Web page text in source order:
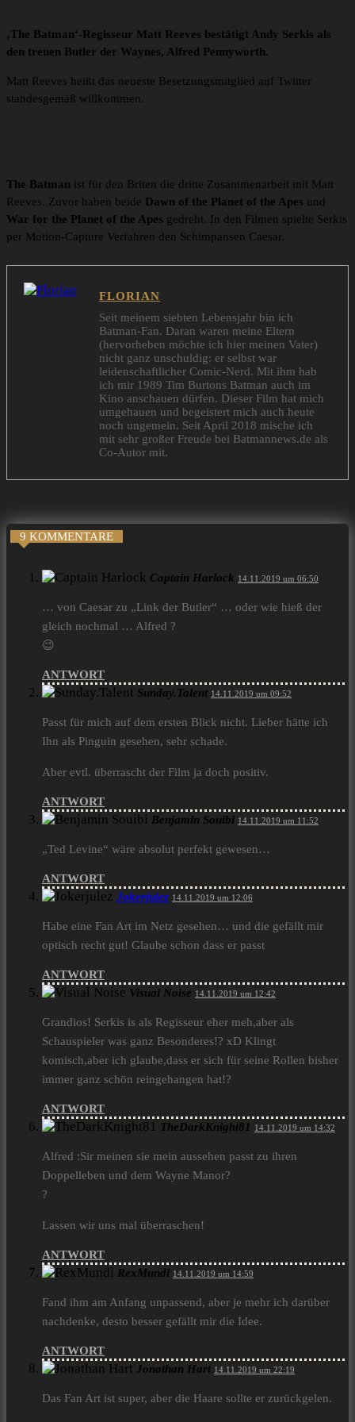
‚The Batman‘-Regisseur Matt Reeves bestätigt Andy Serkis als
den treuen Butler der Waynes, Alfred Pennyworth.
Matt Reeves heißt das neueste Besetzungsmitglied auf Twitter
standesgemäß willkommen.
The Batman ist für den Briten die dritte Zusammenarbeit mit Matt
Reeves. Zuvor haben beide Dawn of the Planet of the Apes und
War for the Planet of the Apes gedreht. In den Filmen spielte Serkis
per Motion-Capture Verfahren den Schimpansen Caesar.
FLORIAN
Seit meinem siebten Lebensjahr bin ich
Batman-Fan. Daran waren meine Eltern
(hervorheben möchte ich hier meinen Vater)
nicht ganz unschuldig: er selbst war
leidenschaftlicher Comic-Nerd. Mit ihm hab
ich mir 1989 Tim Burtons Batman auch im
Kino anschauen dürfen. Dieser Film hat mich
umgehauen und begeistert mich auch heute
noch ungemein. Seit April 2018 mische ich
mit sehr großer Freude bei Batmannews.de als
Co-Autor mit.
9 KOMMENTARE
Captain Harlock 14.11.2019 um 06:50
… von Caesar zu „Link der Butler“ … oder wie hieß der
gleich nochmal … Alfred ?
😉
ANTWORT
Sunday.Talent 14.11.2019 um 09:52
Passt für mich auf dem ersten Blick nicht. Lieber hätte ich
Ihn als Pinguin gesehen, sehr schade.
Aber evtl. überrascht der Film ja doch positiv.
ANTWORT
Benjamin Souibi 14.11.2019 um 11:52
„Ted Levine“ wäre absolut perfekt gewesen…
ANTWORT
Jokerjulez 14.11.2019 um 12:06
Habe eine Fan Art im Netz gesehen… und die gefällt mir
optisch recht gut! Glaube schon dass er passt
ANTWORT
Visual Noise 14.11.2019 um 12:42
Grandios! Serkis is als Regisseur eher meh,aber als
Schauspieler was ganz Besonderes!? xD Klingt
komisch,aber ich glaube,dass er sich für seine Rollen bisher
immer ganz schön reingehangen hat!?
ANTWORT
TheDarkKnight81 14.11.2019 um 14:32
Alfred :Sir meinen sie mein aussehen passt zu ihren
Doppelleben und dem Wayne Manor?
?
Lassen wir uns mal überraschen!
ANTWORT
RexMundi 14.11.2019 um 14:59
Fand ihm am Anfang unpassend, aber je mehr ich darüber
nachdenke, desto besser gefällt mir die Idee.
ANTWORT
Jonathan Hart 14.11.2019 um 22:19
Das Fan Art ist super, aber die Haare sollte er zurückgelen.